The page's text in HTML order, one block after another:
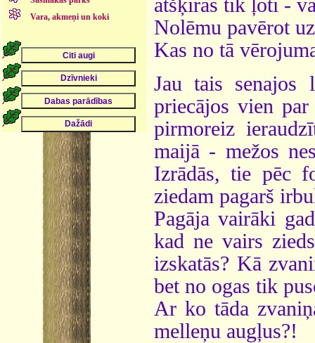
Vara, akmeņi un koki
atšķiras tik ļoti -
Nolēmu pavērot
Kas no tā
Jau tais senajos
priecājos vien
pirmoreiz
maijā - mežos
Izrādās, tie pēc
ziedam pagarš
Pagāja vairāki
kad ne vairs
izskatās? Kā
bet no ogas tik
Ar ko tāda
melleņu augļus?!